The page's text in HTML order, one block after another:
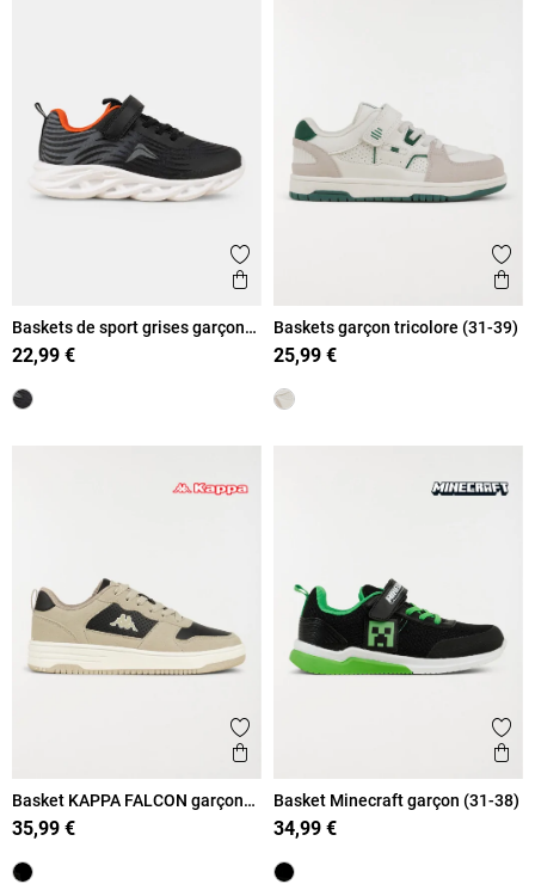
Ajouter aux favoris
Aperçu rapide
Baskets de sport grises garçon
(31-36))
22,99 €
Baskets garçon tricolore (31-39)
25,99 €
Ajouter aux favoris
Aperçu rapide
Basket KAPPA FALCON garçon
(31-39)
35,99 €
Basket Minecraft garçon (31-38)
34,99 €